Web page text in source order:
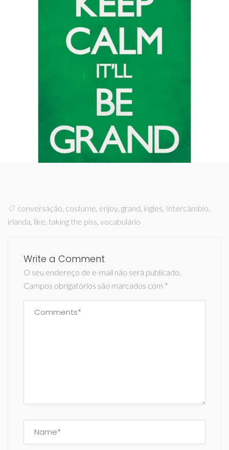
conversação, costume, enjoy, grand, ingles, Intercâmbio,
irlanda, like, taking the piss, vocabulário
Write a Comment
O seu endereço de e-mail não será publicado.
Campos obrigatórios são marcados com *